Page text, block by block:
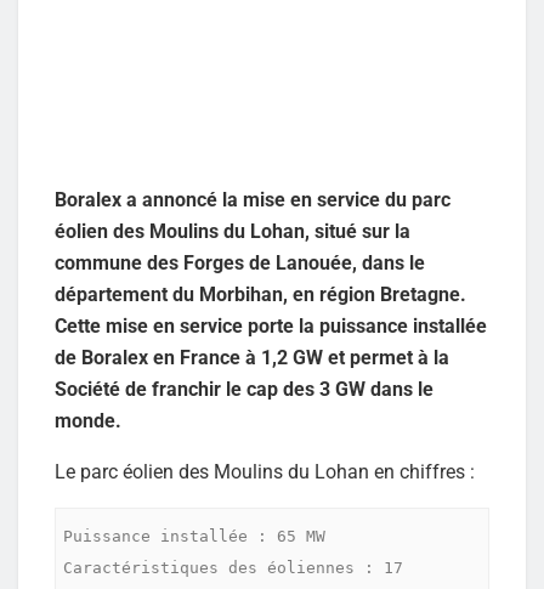
Boralex a annoncé la mise en service du parc
éolien des Moulins du Lohan, situé sur la
commune des Forges de Lanouée, dans le
département du Morbihan, en région Bretagne.
Cette mise en service porte la puissance installée
de Boralex en France à 1,2 GW et permet à la
Société de franchir le cap des 3 GW dans le
monde.
Le parc éolien des Moulins du Lohan en chiffres :
Puissance installée : 65 MW
Caractéristiques des éoliennes : 17